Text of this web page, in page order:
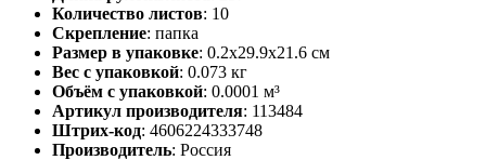
Количество листов: 10
Скрепление: папка
Размер в упаковке: 0.2x29.9x21.6 см
Вес с упаковкой: 0.073 кг
Объём с упаковкой: 0.0001 м³
Артикул производителя: 113484
Штрих-код: 4606224333748
Производитель: Россия